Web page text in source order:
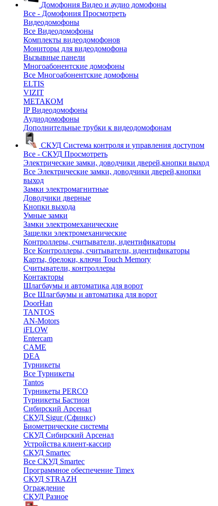
Домофония Видео и аудио домофоны
Все - Домофония Просмотреть
Видеодомофоны
Все Видеодомофоны
Комплекты видеодомофонов
Мониторы для видеодомофона
Вызывные панели
Многоабонентские домофоны
Все Многоабонентские домофоны
ELTIS
VIZIT
МЕТАКОМ
IP Видеодомофоны
Аудиодомофоны
Дополнительные трубки к видеодомофонам
СКУД Система контроля и управления доступом
Все - СКУД Просмотреть
Электрические замки, доводчики дверей,кнопки выход
Все Электрические замки, доводчики дверей,кнопки
выход
Замки электромагнитные
Доводчики дверные
Кнопки выхода
Умные замки
Замки электромеханические
Защелки электромеханические
Контроллеры, считыватели, идентификаторы
Все Контроллеры, считыватели, идентификаторы
Карты, брелоки, ключи Touch Memory
Считыватели, контроллеры
Контакторы
Шлагбаумы и автоматика для ворот
Все Шлагбаумы и автоматика для ворот
DoorHan
TANTOS
AN-Motors
iFLOW
Entercam
CAME
DEA
Турникеты
Все Турникеты
Tantos
Турникеты PERCO
Турникеты Бастион
Сибирский Арсенал
СКУД Sigur (Сфинкс)
Биометрические системы
СКУД Сибирский Арсенал
Устройства клиент-кассир
СКУД Smartec
Все СКУД Smartec
Программное обеспечение Timex
СКУД STRAZH
Ограждение
СКУД Разное